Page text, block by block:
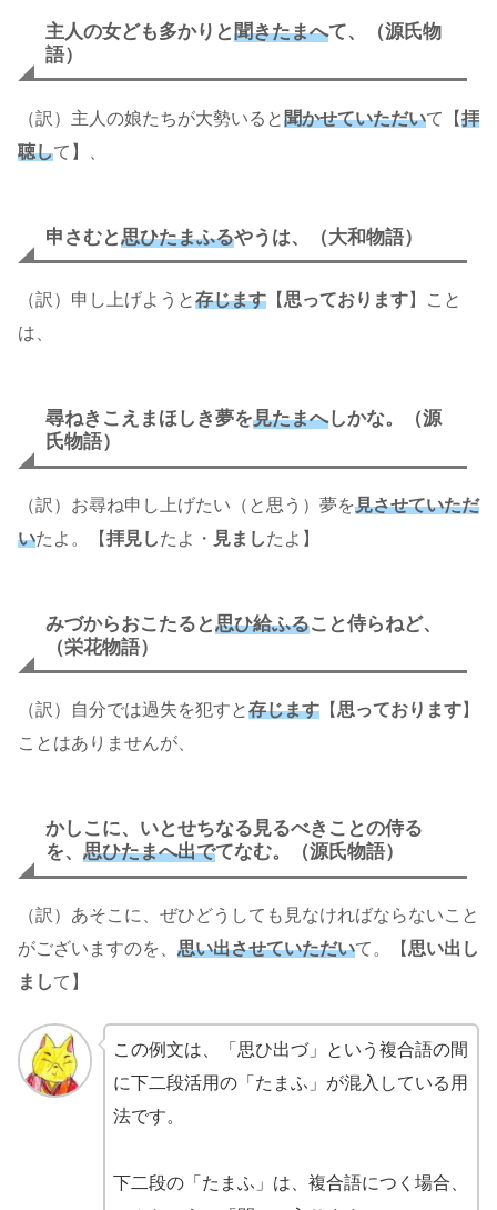
主人の女ども多かりと聞きたまへて、（源氏物
語）
（訳）主人の娘たちが大勢いると聞かせていただいて【拝
聴して】、
申さむと思ひたまふるやうは、（大和物語）
（訳）申し上げようと存じます 【 思っております】こと
は、
尋ねきこえまほしき夢を見たまへしかな。（源
氏物語）
（訳）お尋ね申し上げたい（と思う）夢を見させていただ
いたよ。【拝見したよ・ 見ましたよ】
みづからおこたると思ひ給ふること侍らねど、
（栄花物語）
（訳）自分では過失を犯すと存じます 【思っております】
ことはありませんが、
かしこに、いとせちなる見るべきことの侍る
を、 思ひたまへ出でてなむ。（源氏物語）
（訳）あそこに、ぜひどうしても見なければならないこと
がございますのを、 思い出させていただいて。【 思い出し
まして】
この例文は、「思ひ出づ」という複合語の間
に下二段活用の「たまふ」が混入している用
法です。
下二段の「たまふ」は、複合語につく場合、